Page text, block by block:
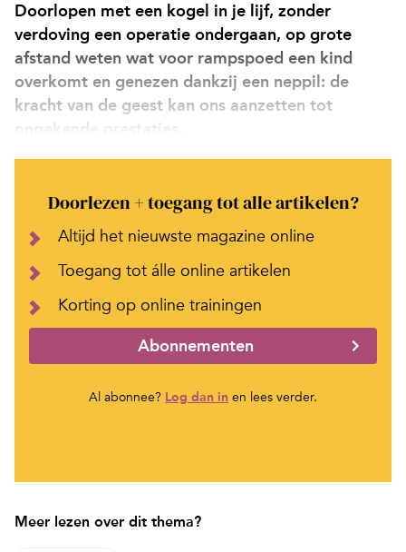
Doorlopen met een kogel in je lijf, zonder
verdoving een operatie ondergaan, op grote
afstand weten wat voor rampspoed een kind
overkomt en genezen dankzij een neppil: de
kracht van de geest kan ons aanzetten tot
ongekende prestaties.
Doorlezen + toegang tot alle artikelen?
Altijd het nieuwste magazine online
Toegang tot álle online artikelen
Korting op online trainingen
Abonnementen
Al abonnee? Log dan in en lees verder.
Meer lezen over dit thema?